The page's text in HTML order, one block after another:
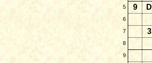
5 9 D
6
7 3
8
9